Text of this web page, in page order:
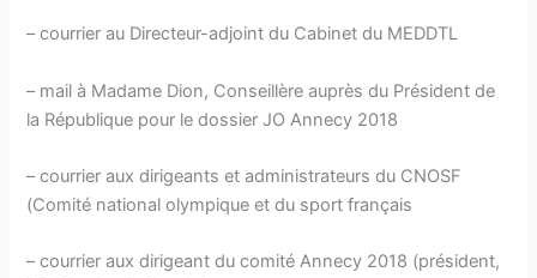
– courrier au Directeur-adjoint du Cabinet du MEDDTL
– mail à Madame Dion, Conseillère auprès du Président de
la République pour le dossier JO Annecy 2018
– courrier aux dirigeants et administrateurs du CNOSF
(Comité national olympique et du sport français
– courrier aux dirigeant du comité Annecy 2018 (président,